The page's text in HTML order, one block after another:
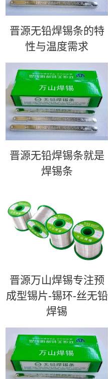
晋源无铅焊锡条的特
性与温度需求
晋源无铅焊锡条就是
焊锡条
晋源万山焊锡专注预
成型锡片-锡环-丝无铅
焊锡